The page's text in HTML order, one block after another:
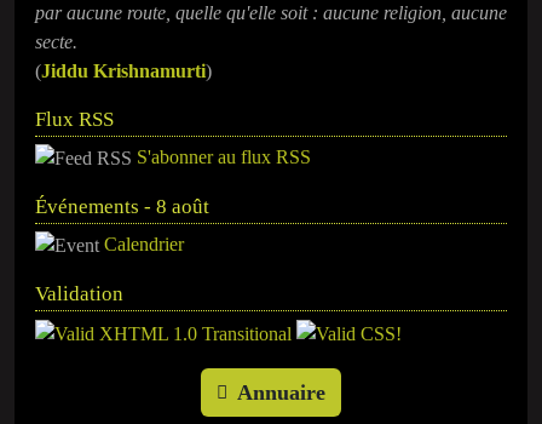
par aucune route, quelle qu'elle soit : aucune religion, aucune
secte.
(Jiddu Krishnamurti)
Flux RSS
S'abonner au flux RSS
Événements - 8 août
Calendrier
Validation
Annuaire